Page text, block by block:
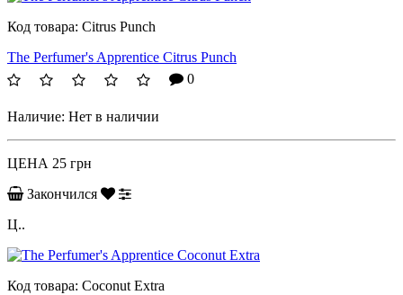
Код товара: Citrus Punch
The Perfumer's Apprentice Citrus Punch
0
Наличие: Нет в наличии
ЦЕНА 25 грн
Закончился
Ц..
Код товара: Coconut Extra